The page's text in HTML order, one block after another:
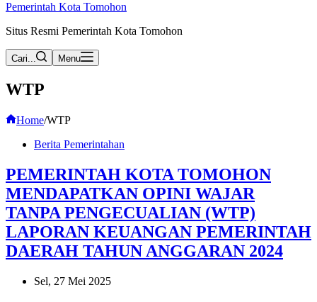
Pemerintah Kota Tomohon
Situs Resmi Pemerintah Kota Tomohon
Cari... Menu
WTP
Home/WTP
Berita Pemerintahan
PEMERINTAH KOTA TOMOHON
MENDAPATKAN OPINI WAJAR
TANPA PENGECUALIAN (WTP)
LAPORAN KEUANGAN PEMERINTAH
DAERAH TAHUN ANGGARAN 2024
Sel, 27 Mei 2025